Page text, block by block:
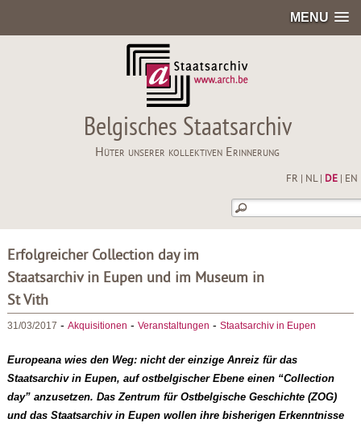
MENU
Belgisches Staatsarchiv
Hüter unserer kollektiven Erinnerung
FR NL| DE| EN
Erfolgreicher Collection day im
Staatsarchiv in Eupen und im Museum in
St Vith
31/03/2017 - Akquisitionen - Veranstaltungen - Staatsarchiv in Eupen
Europeana wies den Weg: nicht der einzige Anreiz für das
Staatsarchiv in Eupen, auf ostbelgischer Ebene einen “Collection
day” anzusetzen. Das Zentrum für Ostbelgische Geschichte (ZOG)
und das Staatsarchiv in Eupen wollen ihre bisherigen Erkenntnisse